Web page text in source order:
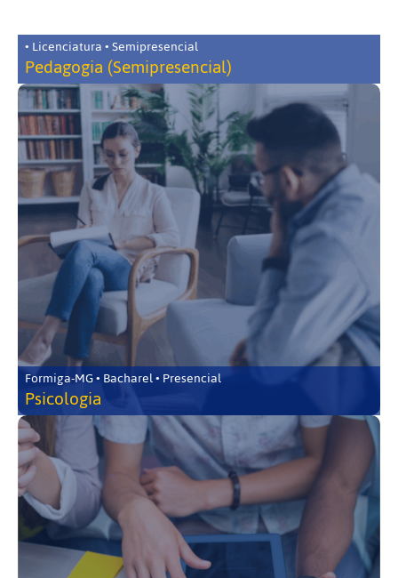
• Licenciatura • Semipresencial
Pedagogia (Semipresencial)
Formiga-MG • Bacharel • Presencial
Psicologia